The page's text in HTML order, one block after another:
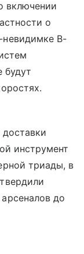
включении
о
B-
будут
инструмент
триады, в
до